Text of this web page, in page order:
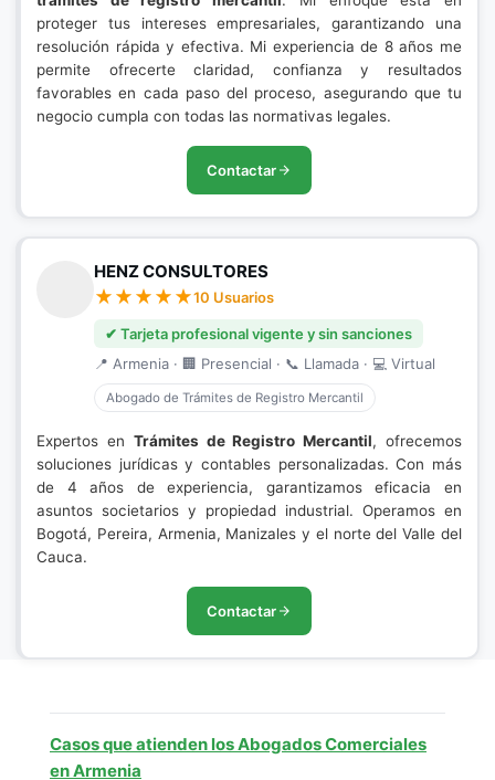
proteger tus intereses empresariales, garantizando una
resolución rápida y efectiva. Mi experiencia de 8 años me
permite ofrecerte claridad, confianza y resultados
favorables en cada paso del proceso, asegurando que tu
negocio cumpla con todas las normativas legales.
Contactar
HENZ CONSULTORES
10 Usuarios
✔ Tarjeta profesional vigente y sin sanciones
📍 Armenia · 🏢 Presencial · 📞 Llamada · 💻 Virtual
Abogado de Trámites de Registro Mercantil
Expertos en Trámites de Registro Mercantil, ofrecemos
soluciones jurídicas y contables personalizadas. Con más
de 4 años de experiencia, garantizamos eficacia en
asuntos societarios y propiedad industrial. Operamos en
Bogotá, Pereira, Armenia, Manizales y el norte del Valle del
Cauca.
Contactar
Casos que atienden los Abogados Comerciales
en Armenia